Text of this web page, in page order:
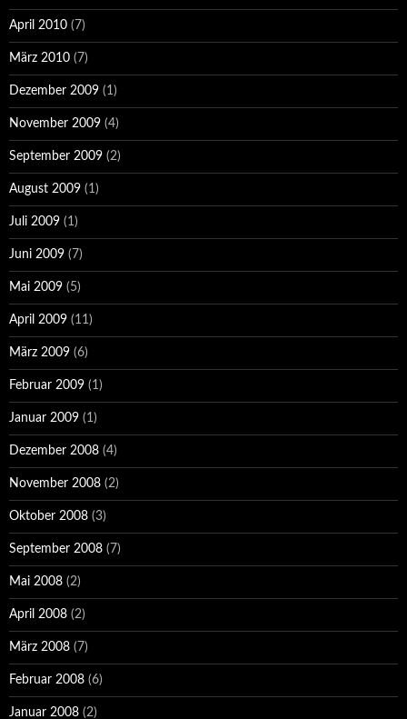
April 2010 (7)
März 2010 (7)
Dezember 2009 (1)
November 2009 (4)
September 2009 (2)
August 2009 (1)
Juli 2009 (1)
Juni 2009 (7)
Mai 2009 (5)
April 2009 (11)
März 2009 (6)
Februar 2009 (1)
Januar 2009 (1)
Dezember 2008 (4)
November 2008 (2)
Oktober 2008 (3)
September 2008 (7)
Mai 2008 (2)
April 2008 (2)
März 2008 (7)
Februar 2008 (6)
Januar 2008 (2)